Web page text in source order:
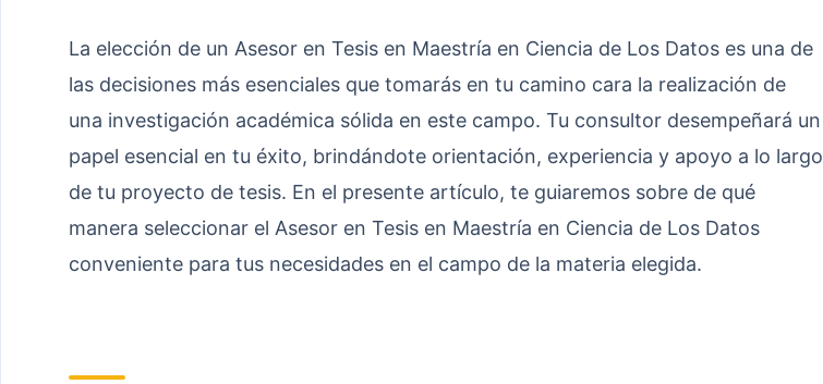
La elección de un Asesor en Tesis en Maestría en Ciencia de Los Datos es una de
las decisiones más esenciales que tomarás en tu camino cara la realización de
una investigación académica sólida en este campo. Tu consultor desempeñará un
papel esencial en tu éxito, brindándote orientación, experiencia y apoyo a lo largo
de tu proyecto de tesis. En el presente artículo, te guiaremos sobre de qué
manera seleccionar el Asesor en Tesis en Maestría en Ciencia de Los Datos
conveniente para tus necesidades en el campo de la materia elegida.